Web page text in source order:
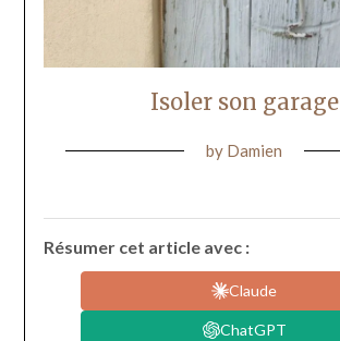
Isoler son garage
by Damien
Résumer cet article avec :
Claude
ChatGPT